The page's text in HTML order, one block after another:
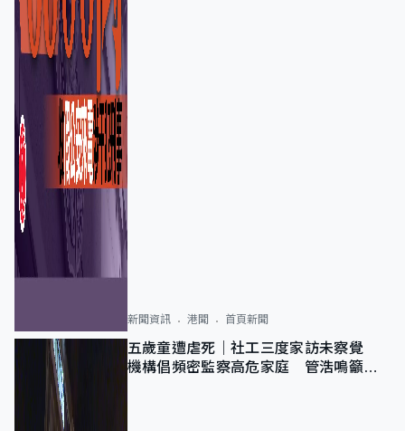
新聞資訊 港聞 首頁新聞
五歲童遭虐死｜社工三度家訪未察覺
機構倡頻密監察高危家庭 管浩鳴籲加